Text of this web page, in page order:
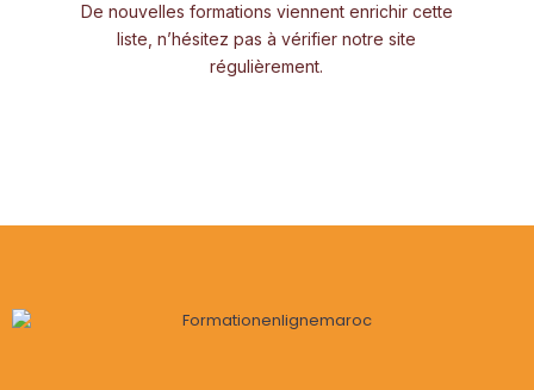
De nouvelles formations viennent enrichir cette
liste, n’hésitez pas à vérifier notre site
régulièrement.